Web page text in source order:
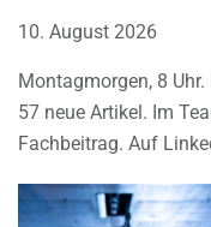
10. August 2026
Montagmorgen, 8
57 neue Artikel. Im
Fachbeitrag. Auf